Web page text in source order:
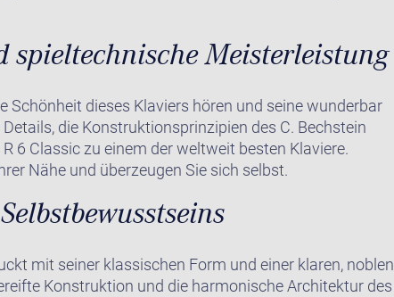
spieltechnische Meisterleistung
Schönheit dieses Klaviers hören und seine wunderbar
die Konstruktionsprinzipien des C. Bechstein
6 Classic zu einem der weltweit besten Klaviere.
Nähe und überzeugen Sie sich selbst.
mit seiner klassischen Form und einer klaren, noblen
Konstruktion und die harmonische Architektur des